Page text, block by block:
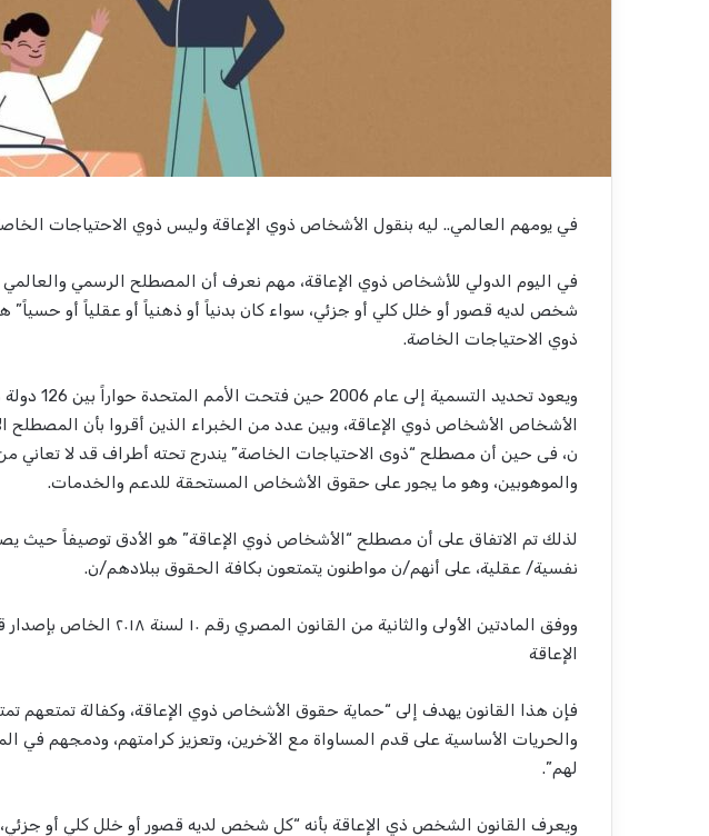
في يومهم العالمي.. ليه بنقول الأشخاص ذوي الإعاقة وليس ذوي الاحتياجات
في اليوم الدولي للأشخاص ذوي الإعاقة، مهم نعرف أن المصطلح الرسمي والعالمي
شخص لديه قصور أو خلل كلي أو جزئي، سواء كان بدنياً أو ذهنياً أو عقلياً أو
ذوي الاحتياجات الخاصة.
ويعود تحديد
الأشخاص الأشخاص ذوي الإعاقة، وبين عدد من الخبراء الذين أقروا بأن المصطلح
ن، فى حين أن مصطلح “ذوى الاحتياجات الخاصة” يندرج تحته أطراف قد لا تعاني
والموهوبين، وهو ما يجور على حقوق الأشخاص المستحقة للدعم والخدمات.
لذلك تم الاتفاق على أن مصطلح “الأشخاص ذوي الإعاقة” هو الأدق توصيفاً حيث
نفسية/ عقلية، على أنهم/ن مواطنون يتمتعون بكافة الحقوق ببلادهم/ن.
ووفق المادتين الأولى والثانية من
الإعاقة
فإن هذا القانون يهدف إلى “حماية حقوق الأشخاص ذوي الإعاقة، وكفالة تمتعهم
والحريات الأساسية على قدم المساواة مع الآخرين، وتعزيز كرامتهم، ودمجهم في
لهم”.
ويعرف القانون الشخص ذي الإعاقة بأنه “كل شخص لديه قصور أو خلل كلي أو جزئي،